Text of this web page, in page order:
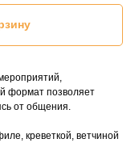
формат позволяет
от общения.
креветкой, ветчиной